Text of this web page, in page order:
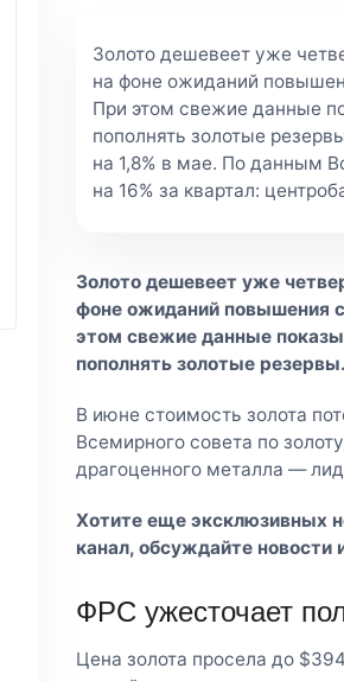
Золото дешевеет уже
на фоне ожиданий
При этом свежие данные
пополнять золотые
на 1,8% в мае. По данным
на 16% за квартал:
Золото дешевеет уже
фоне ожиданий повышения
этом свежие данные
пополнять золотые резервы.
В июне стоимость золота
Всемирного совета по
драгоценного металла —
Хотите еще эксклюзивных
канал, обсуждайте новости
ФРС ужесточает
Цена золота просела до